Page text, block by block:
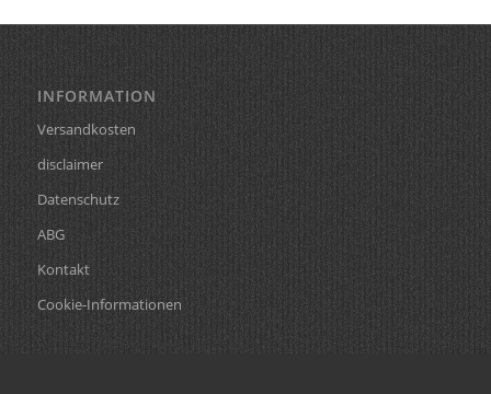
INFORMATION
Versandkosten
disclaimer
Datenschutz
ABG
Kontakt
Cookie-Informationen